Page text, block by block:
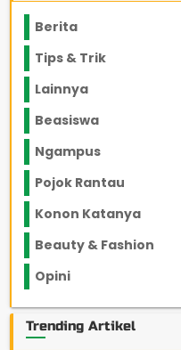
Berita
Tips & Trik
Lainnya
Beasiswa
Ngampus
Pojok Rantau
Konon Katanya
Beauty & Fashion
Opini
Trending Artikel